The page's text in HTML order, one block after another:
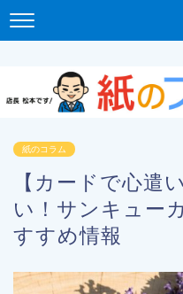
紙のコラム
【カードで心遣
い！サンキュー
すすめ情報